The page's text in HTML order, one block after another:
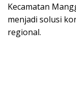
Kecamatan
menjadi solusi
regional.